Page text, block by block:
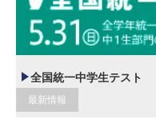
全国統一中学生テスト
最新情報